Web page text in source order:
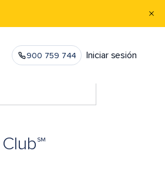
900 759 744 Iniciar sesión